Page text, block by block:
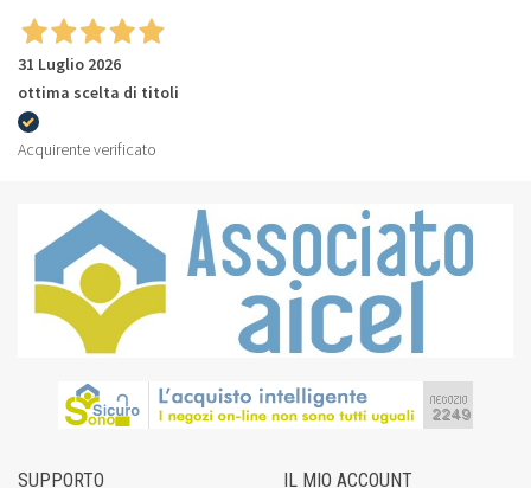
31 Luglio 2026
ottima scelta di titoli
Acquirente verificato
SUPPORTO IL MIO ACCOUNT